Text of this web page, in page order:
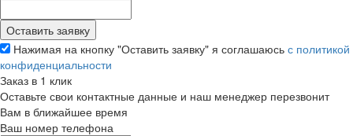
Нажимая на кнопку "Оставить заявку" я соглашаюсь с политикой
конфиденциальности
Заказ в 1 клик
Оставьте свои контактные данные и наш менеджер перезвонит
Вам в ближайшее время
Ваш номер телефона